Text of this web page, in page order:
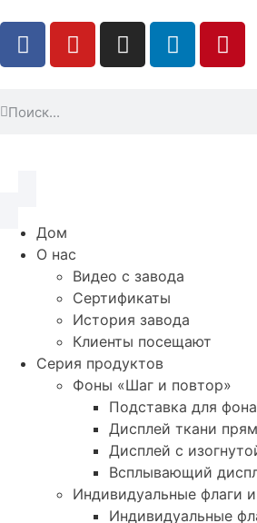
Дом
О нас
Видео с завода
Сертификаты
История завода
Клиенты посещают
Серия продуктов
Фоны «Шаг и повтор»
Подставка для
Дисплей ткани
Дисплей с
Всплывающий
Индивидуальные флаги
Индивидуальные